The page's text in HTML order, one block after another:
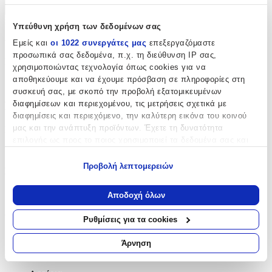
Υπεύθυνη χρήση των δεδομένων σας
Εμείς και οι 1022 συνεργάτες μας επεξεργαζόμαστε
προσωπικά σας δεδομένα, π.χ. τη διεύθυνση IP σας,
χρησιμοποιώντας τεχνολογία όπως cookies για να
αποθηκεύουμε και να έχουμε πρόσβαση σε πληροφορίες στη
συσκευή σας, με σκοπό την προβολή εξατομικευμένων
διαφημίσεων και περιεχομένου, τις μετρήσεις σχετικά με
διαφημίσεις και περιεχόμενο, την καλύτερη εικόνα του κοινού
μας και την ανάπτυξη προϊόντων. Έχετε τη δυνατότητα
Να συλλέξουμε πληροφορίες σχετικά με τη γεωγραφική
σας τοποθεσία, οι οποίες μπορεί να είναι ακριβείς σε
απόσταση μερικών μέτρων
Να αναγνωρίσουμε τη συσκευή σας σαρώνοντας ενεργά
για συγκεκριμένα χαρακτηριστικά (δακτυλικό αποτύπωμα)
Μάθετε περισσότερα σχετικά με τον τρόπο επεξεργασίας των
Προβολή λεπτομερειών
Αποδοχή όλων
Ρυθμίσεις για τα cookies
Άρνηση
Χαρακτηριστικά
Κατασκευαστής
Guy Laroche
Βασικά Χαρακτηριστικά
Ποιότητα
Βαμβακερό
Χρώμα:
Γαλάζιο
Σχέδιο: